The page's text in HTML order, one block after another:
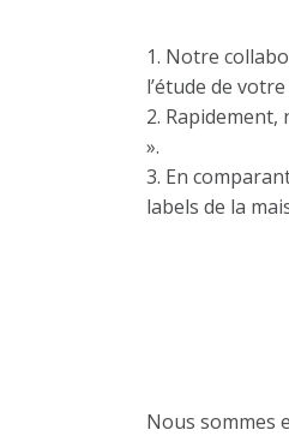
1. Notre
l’étude de
2.
».
3. En
labels de la
Nous sommes